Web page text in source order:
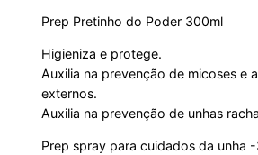
Prep Pretinho do Poder 300ml
Higieniza e protege.
Auxilia na prevenção de micoses e
externos.
Auxilia na prevenção de unhas
Prep spray para cuidados da unha